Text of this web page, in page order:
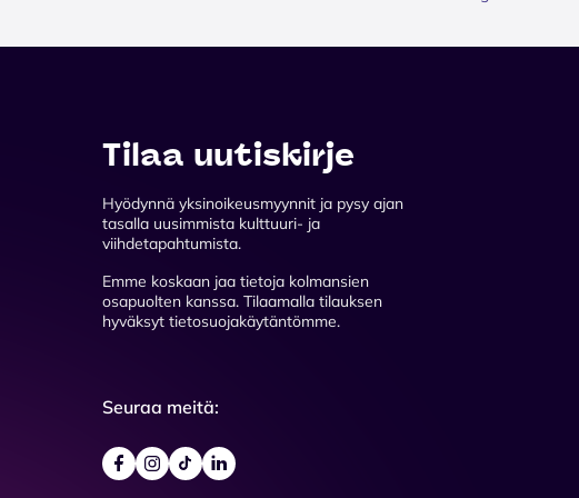
Tilaa uutiskirje
Hyödynnä yksinoikeusmyynnit ja pysy ajan
tasalla uusimmista kulttuuri- ja
viihdetapahtumista.
Emme koskaan jaa tietoja kolmansien
osapuolten kanssa. Tilaamalla tilauksen
hyväksyt tietosuojakäytäntömme.
Seuraa meitä: